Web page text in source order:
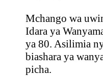
Mchango wa
Idara ya
ya 80. Asilimia
biashara ya
picha.